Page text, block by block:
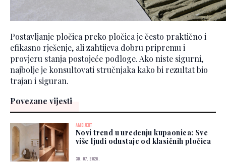
Postavljanje pločica preko pločica je često praktično i
efikasno rješenje, ali zahtijeva dobru pripremu i
provjeru stanja postojeće podloge. Ako niste sigurni,
najbolje je konsultovati stručnjaka kako bi rezultat bio
trajan i siguran.
Povezane vijesti
AMBIJENT
Novi trend u uređenju kupaonica: Sve
više ljudi odustaje od klasičnih pločica
30. 07. 2026.